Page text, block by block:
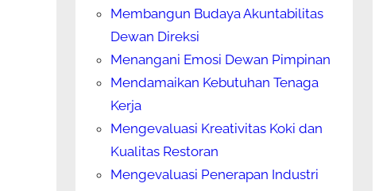
Membangun Budaya Akuntabilitas
Dewan Direksi
Menangani Emosi Dewan Pimpinan
Mendamaikan Kebutuhan Tenaga
Kerja
Mengevaluasi Kreativitas Koki dan
Kualitas Restoran
Mengevaluasi Penerapan Industri